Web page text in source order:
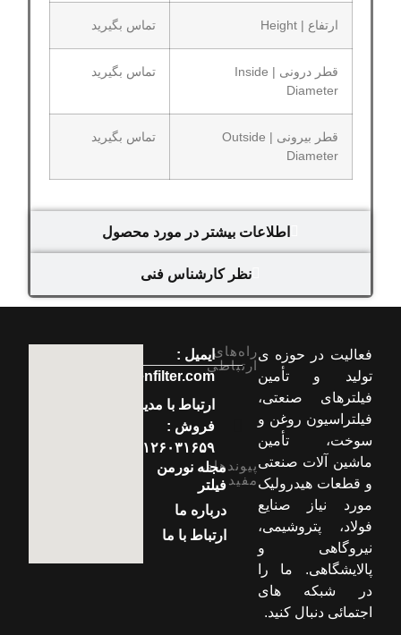
اطلاعات بیشتر در مورد محصول
نظر کارشناس فنی
ارتفاع | Height تماس بگیرید
قطر درونی | Inside
Diameter
تماس بگیرید
قطر بیرونی | Outside
Diameter
تماس بگیرید
فعالیت در حوزه ی
تولید و تأمین
فیلترهای صنعتی،
فیلتراسیون روغن و
سوخت، تأمین
ماشین آلات صنعتی
و قطعات هیدرولیک
مورد نیاز صنایع
فولاد، پتروشیمی،
نیروگاهی و
پالایشگاهی. ما را
در شبکه های
اجتمائی دنبال کنید.
راه‌های
ارتباطی
ایمیل :
info[at]normenfilter.com
ارتباط با مدیر
فروش :
۰۹۱۲۶۰۳۱۶۵۹
پیوندهای
مفید
مجله نورمن
فیلتر
درباره ما
ارتباط با ما